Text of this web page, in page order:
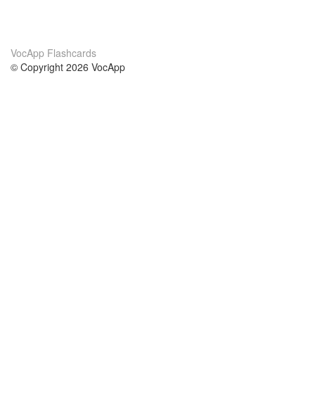
VocApp Flashcards
© Copyright 2026 VocApp